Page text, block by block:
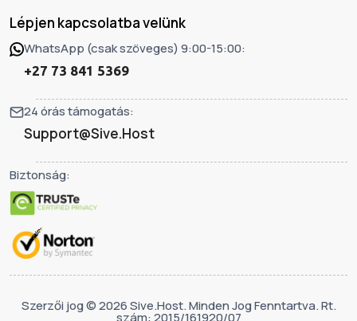
Lépjen kapcsolatba velünk
WhatsApp (csak szöveges) 9:00-15:00:
+27 73 841 5369
24 órás támogatás:
Support@Sive.Host
Biztonság:
Szerzői jog © 2026 Sive.Host. Minden Jog Fenntartva. Rt.
szám: 2015/161920/07